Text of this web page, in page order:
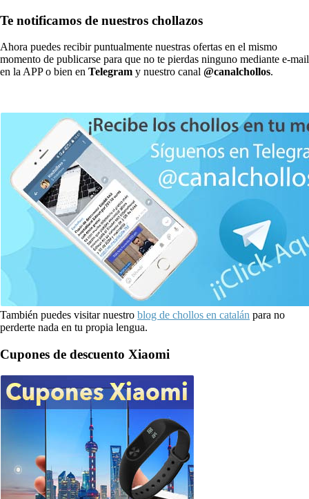
Te notificamos de nuestros chollazos
Ahora puedes recibir puntualmente nuestras ofertas en el mismo
momento de publicarse para que no te pierdas ninguno mediante e-mail
en la APP o bien en Telegram y nuestro canal @canalchollos.
También puedes visitar nuestro blog de chollos en catalán para no
perderte nada en tu propia lengua.
Cupones de descuento Xiaomi